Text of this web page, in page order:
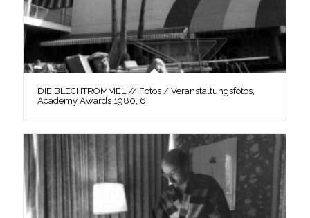
DIE BLECHTROMMEL // Fotos / Veranstaltungsfotos,
Academy Awards 1980, 6